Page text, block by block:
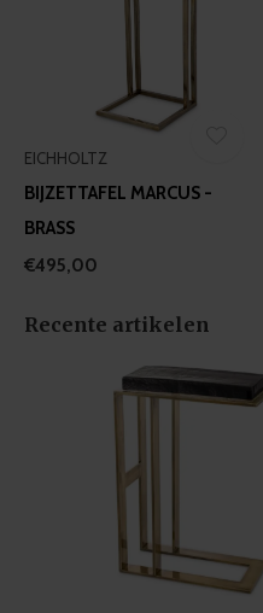
EICHHOLTZ
BIJZETTAFEL MARCUS -
BRASS
€495,00
Recente artikelen